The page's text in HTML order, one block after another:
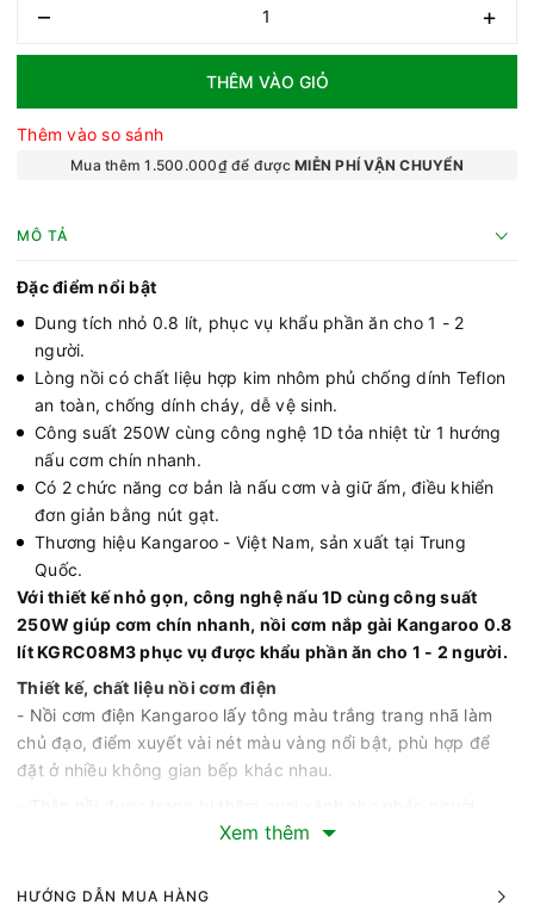
– +
THÊM VÀO GIỎ
Thêm vào so sánh
Mua thêm 1.500.000₫ để đượcMIỄN PHÍ VẬN CHUYỂN
MÔ TẢ
Đặc điểm nổi bật
Dung tích nhỏ 0.8 lít, phục vụ khẩu phần ăn cho 1 - 2
người.
Lòng nồi có chất liệu hợp kim nhôm phủ chống dính Teflon
an toàn, chống dính cháy, dễ vệ sinh.
Công suất 250W cùng công nghệ 1D tỏa nhiệt từ 1 hướng
nấu cơm chín nhanh.
Có 2 chức năng cơ bản là nấu cơm và giữ ấm, điều khiển
đơn giản bằng nút gạt.
Thương hiệu Kangaroo - Việt Nam, sản xuất tại Trung
Quốc.
Với thiết kế nhỏ gọn, công nghệ nấu 1D cùng công suất
250W giúp cơm chín nhanh, nồi cơm nắp gài Kangaroo 0.8
lít KGRC08M3 phục vụ được khẩu phần ăn cho 1 - 2 người.
Thiết kế, chất liệu nồi cơm điện
- Nồi cơm điện Kangaroo lấy tông màu trắng trang nhã làm
chủ đạo, điểm xuyết vài nét màu vàng nổi bật, phù hợp để
đặt ở nhiều không gian bếp khác nhau.
dùng thuận tiện cầm nắm khi di chuyển. Ngoài ra, sản phẩm
thể tháo rời để vệ sinh.
Xem thêm
HƯỚNG DẪN MUA HÀNG